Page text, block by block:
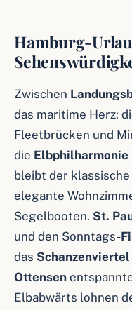
Hamburg-
Zwischen
das maritime Herz:
Fleetbrücken und
die Elbphilharmonie
bleibt der
elegante
Segelbooten. St.
und den Sonntags-
das Schanzenviertel
Ottensen
Elbabwärts lohnen